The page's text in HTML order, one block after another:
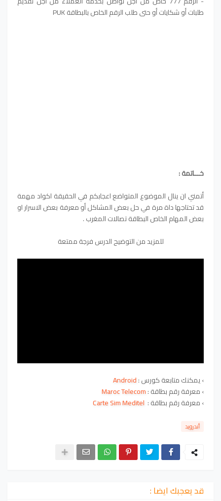
طلبات أو شكايات أو حتى طلب الرقم الخاص بالبطاقة PUK
خـــاتمة :
أتمني ان ينال الموضوع المتواضع اعجابكم في الحقيقة اكواد مهمة
قد تحتاجها داة مرة في حل بعض المشاكل أو معرفة بعض الاسرار او
بعض المهام الخاص البطاقة تصالات المغرب .
للمزيد من التوضيح الدرس فرجة ممتعة
› يمكنك متابعة كورس :Android
› معرفة رقم بطاقة:
Maroc Telecom
› معرفة رقم بطاقة :
أندرويد
قد يعجبك ايضا :